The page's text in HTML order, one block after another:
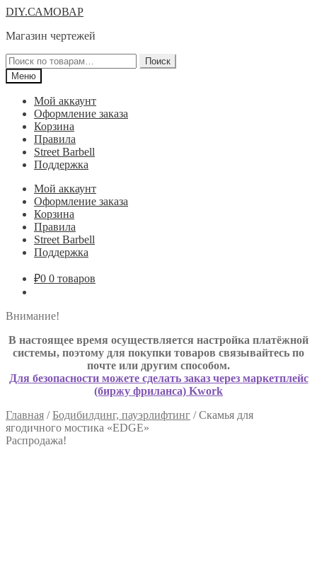
Перейти
навигации
Перейти
содержимому
DIY.САМОВАР
Магазин чертежей
Искать:
Поиск
Меню
Мой аккаунт
Оформление заказа
Корзина
Правила
Street Barbell
Поддержка
Мой аккаунт
Оформление заказа
Корзина
Правила
Street Barbell
Поддержка
₽0 0 товаров
Внимание!
В настоящее время осуществляется настройка платёжной
системы, поэтому для покупки товаров связывайтесь по
почте или другим способом.
Для безопасности можете сделать заказ через маркетплейс
(биржу фриланса) Kwork
Главная /Бодибилдинг, пауэрлифтинг /Скамья для
ягодичного мостика «EDGE»
Распродажа!